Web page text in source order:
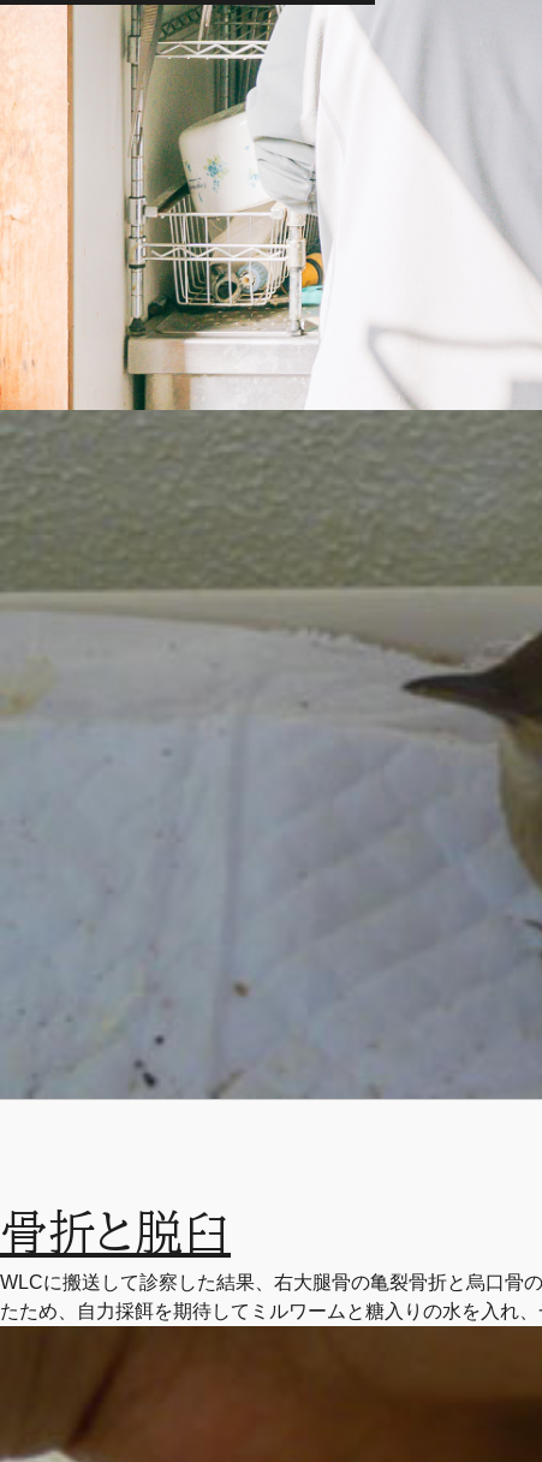
7月20日の20時頃、別海町上春別の道路を車で移動中に中央
っかりしており、出血や羽毛の汚れなど目立った外傷は見ら
骨折と脱臼
WLCに搬送して診察した結果、右大腿骨の亀裂骨折と烏口骨
たため、自力採餌を期待してミルワームと糖入りの水を入れ、